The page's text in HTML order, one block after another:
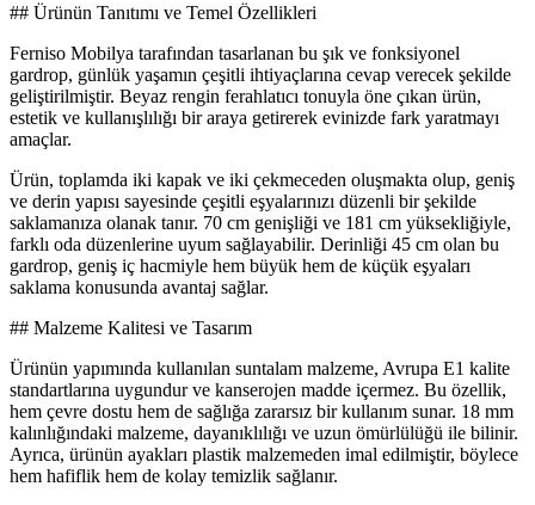
## Ürünün Tanıtımı ve Temel Özellikleri
Ferniso Mobilya tarafından tasarlanan bu şık ve fonksiyonel
gardrop, günlük yaşamın çeşitli ihtiyaçlarına cevap verecek şekilde
geliştirilmiştir. Beyaz rengin ferahlatıcı tonuyla öne çıkan ürün,
estetik ve kullanışlılığı bir araya getirerek evinizde fark yaratmayı
amaçlar.
Ürün, toplamda iki kapak ve iki çekmeceden oluşmakta olup, geniş
ve derin yapısı sayesinde çeşitli eşyalarınızı düzenli bir şekilde
saklamanıza olanak tanır. 70 cm genişliği ve 181 cm yüksekliğiyle,
farklı oda düzenlerine uyum sağlayabilir. Derinliği 45 cm olan bu
gardrop, geniş iç hacmiyle hem büyük hem de küçük eşyaları
saklama konusunda avantaj sağlar.
## Malzeme Kalitesi ve Tasarım
Ürünün yapımında kullanılan suntalam malzeme, Avrupa E1 kalite
standartlarına uygundur ve kanserojen madde içermez. Bu özellik,
hem çevre dostu hem de sağlığa zararsız bir kullanım sunar. 18 mm
kalınlığındaki malzeme, dayanıklılığı ve uzun ömürlülüğü ile bilinir.
Ayrıca, ürünün ayakları plastik malzemeden imal edilmiştir, böylece
hem hafiflik hem de kolay temizlik sağlanır.